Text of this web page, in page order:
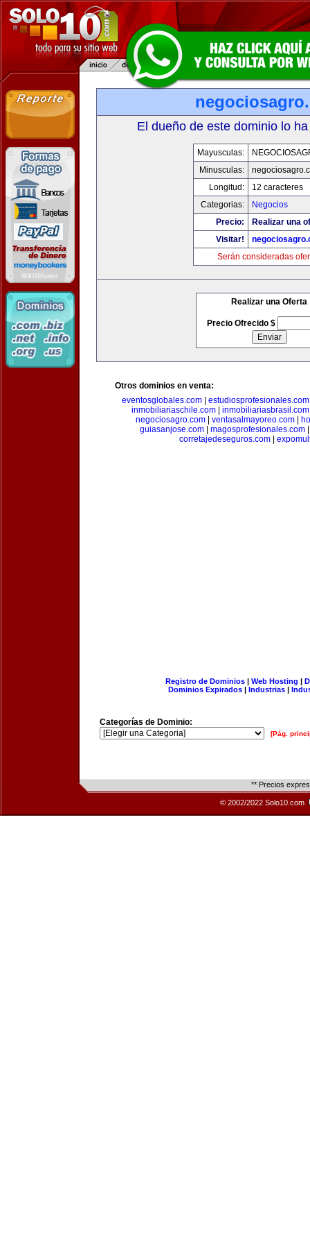
El dueño de este dominio lo
Mayusculas:
Minusculas:
Longitud:
12 caracteres
Categorias:
Negocios
Precio:
Realizar una
Visitar!
Serán consideradas
Realizar una Oferta
Precio Ofrecido $
Otros dominios en venta:
eventosglobales.com| estudiosprofesionales.com
inmobiliariaschile.com| inmobiliariasbrasil.com
negociosagro.com
ventasalmayoreo.com
guiasanjose.com| magosprofesionales.com
corretajedeseguros.com
Registro de Dominios| Web Hosting |
Dominios Expirados | Industrias |
Categorías de Dominio:
[Pág.
** Precios
© 2002/2022 Solo10.com